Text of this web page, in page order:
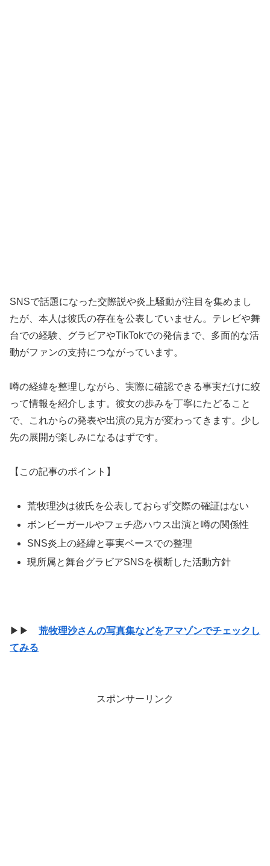
SNSで話題になった交際説や炎上騒動が注目を集めまし
たが、本人は彼氏の存在を公表していません。テレビや舞
台での経験、グラビアやTikTokでの発信まで、多面的な活
動がファンの支持につながっています。
噂の経緯を整理しながら、実際に確認できる事実だけに絞
って情報を紹介します。彼女の歩みを丁寧にたどること
で、これからの発表や出演の見方が変わってきます。少し
先の展開が楽しみになるはずです。
【この記事のポイント】
荒牧理沙は彼氏を公表しておらず交際の確証はない
ボンビーガールやフェチ恋ハウス出演と噂の関係性
SNS炎上の経緯と事実ベースでの整理
現所属と舞台グラビアSNSを横断した活動方針
▶▶ 荒牧理沙さんの写真集などをアマゾンでチェックし
てみる
スポンサーリンク